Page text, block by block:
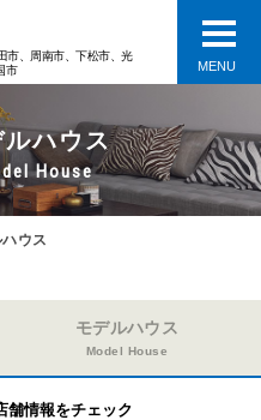
市、周南市、下松市、光
市
MENU
ルハウス
House
ウス
モデルハウス
Model House
舗情報をチェック